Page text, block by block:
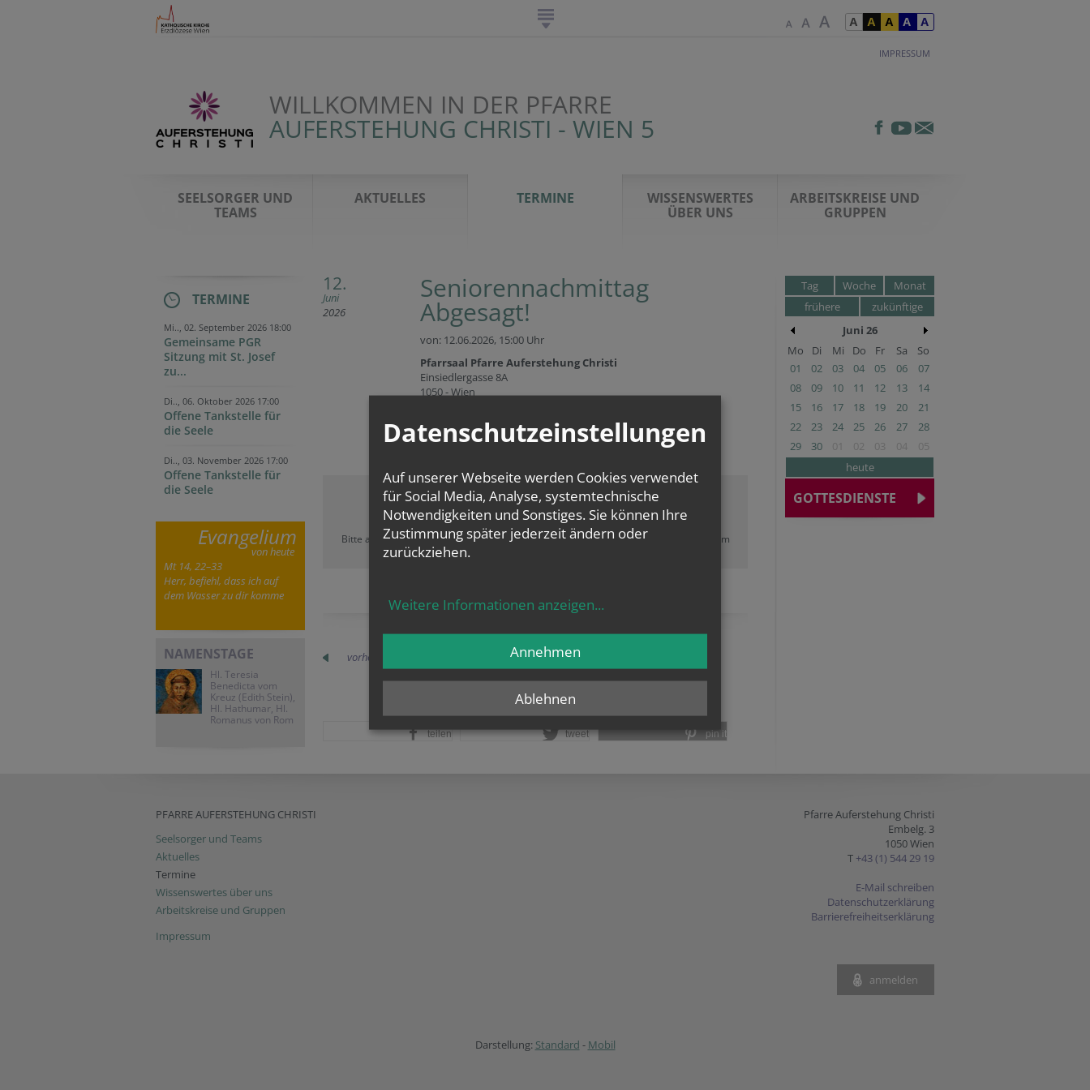
IMPRESSUM
WILLKOMMEN IN DER PFARRE
AUFERSTEHUNG CHRISTI - WIEN 5
SEELSORGER UND
TEAMS
AKTUELLES TERMINE
WISSENSWERTES
ÜBER UNS
ARBEITSKREISE UND
GRUPPEN
TERMINE
Mi.., 02. September 2026 18:00
Gemeinsame PGR
Sitzung mit St. Josef
zu...
Di.., 06. Oktober 2026 17:00
Offene Tankstelle für
die Seele
Di.., 03. November 2026 17:00
Offene Tankstelle für
die Seele
Evangelium
von heute
Mt 14, 22–33
Herr, befiehl, dass ich auf
dem Wasser zu dir komme
NAMENSTAGE
Hl. Teresia
Benedicta vom
Kreuz (Edith Stein),
Hl. Hathumar, Hl.
Romanus von Rom
12.
Juni
2026
Seniorennachmittag
Abgesagt!
von: 12.06.2026, 15:00 Uhr
Pfarrsaal Pfarre Auferstehung Christi
Einsiedlergasse 8A
1050 - Wien
Zustimmung erforderlich!
Bitte akzeptieren Sie
Cookies von Google Mapsund laden Sie die Seite neu
, um
diesen Inhalt sehen zu können.
vorherige
teilen tweet pin it
Tag Woche
Monat
frühere
zukünftige
Juni 26
Mo
Di Mi Do Fr Sa
So
01
02 03 04 05 06
07
08
09 10 11 12 13
14
15
16 17 18 19 20
21
22
23 24 25 26 27
28
29
30 01 02 03 04
05
heute
GOTTESDIENSTE
PFARRE AUFERSTEHUNG CHRISTI
Seelsorger und Teams
Aktuelles
Termine
Wissenswertes über uns
Arbeitskreise und Gruppen
Impressum
Pfarre Auferstehung Christi
Embelg. 3
1050 Wien
T +43 (1) 544 29 19
E-Mail schreiben
Datenschutzerklärung
Barrierefreiheitserklärung
anmelden
Darstellung: Standard - Mobil
Datenschutzeinstellungen
Auf unserer Webseite werden Cookies verwendet
für Social Media, Analyse, systemtechnische
Notwendigkeiten und Sonstiges. Sie können Ihre
Zustimmung später jederzeit ändern oder
zurückziehen.
Weitere Informationen anzeigen...
Ablehnen
Annehmen